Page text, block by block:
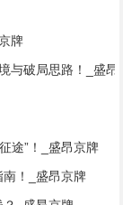
牌
与破局思路！_盛昂
途”！_盛昂京牌
！_盛昂京牌